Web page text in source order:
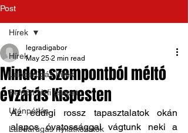
Post
Hírek
Labdarúgás hírek
Felnőtt férfi csapat
Utánpótlás
Labdarúgás nyilatkozatok
Hírek
Minden szempontból méltó
évzárás Kispesten
legradigabor
May 25 2 min read
Az eddigi rossz tapasztalatok okán
alapos óvatossággal vágtunk neki a